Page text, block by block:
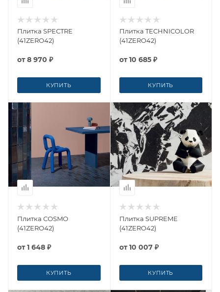
Плитка SPECTRE
(41ZERO42)
от8 970 ₽
КУПИТЬ
Плитка TECHNICOLOR
(41ZERO42)
от10 685 ₽
КУПИТЬ
Плитка COSMO
(41ZERO42)
от1 648 ₽
КУПИТЬ
Плитка SUPREME
(41ZERO42)
от10 007 ₽
КУПИТЬ